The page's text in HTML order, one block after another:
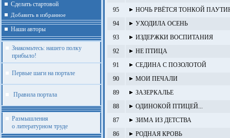
Сделать стартовой
Добавить в избранное
Наши авторы
Знакомьтесь: нашего полку
прибыло!
Первые шаги на портале
Правила портала
Размышления
о литературном труде
95
НОЧЬ РВЁТСЯ ТОНКОЙ
94
УХОДИЛА ОСЕНЬ
93
ИЗДЕРЖКИ ВОСПИТАНИЯ
92
НЕ ПТИЦА
91
СЕДИНА С ПОЗОЛОТОЙ
90
МОИ ПЕЧАЛИ
89
ЗАЗЕРКАЛЬЕ
88
ОДИНОКОЙ ПТИЦЕЙ...
87
ЗИМА ИЗ ДЕТСТВА
86
РОДНАЯ КРОВЬ